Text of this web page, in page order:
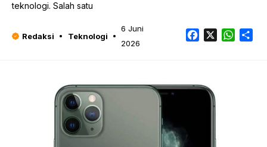
teknologi. Salah satu
Redaksi Teknologi
6 Juni
2026
Facebook